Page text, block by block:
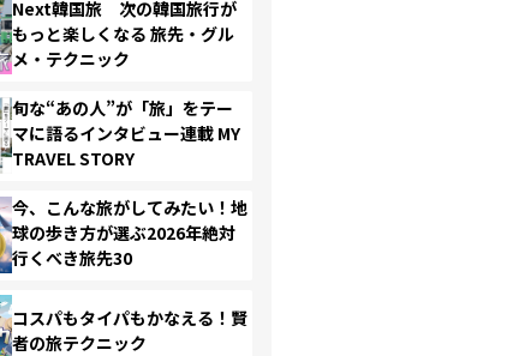
Next韓国旅 次の韓国旅行が
もっと楽しくなる 旅先・グル
メ・テクニック
旬な“あの人”が「旅」をテー
マに語るインタビュー連載 MY
TRAVEL STORY
今、こんな旅がしてみたい！地
球の歩き方が選ぶ2026年絶対
行くべき旅先30
コスパもタイパもかなえる！賢
者の旅テクニック